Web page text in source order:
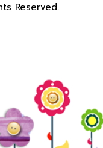
Reserved.